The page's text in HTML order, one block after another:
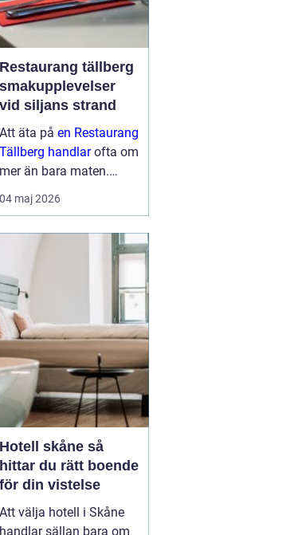
Restaurang tällberg
smakupplevelser
vid siljans strand
Att äta på en Restaurang
Tällberg handlarofta om
mer än bara maten.
Många gäster beskriver
en helhetsupplevelse där
genuina dalakulturen
och doften av nylagad
mat från lokala r...
04 maj 2026
Hotell skåne så
hittar du rätt boende
för din vistelse
Att välja hotell i Skåne
handlar sällan bara om